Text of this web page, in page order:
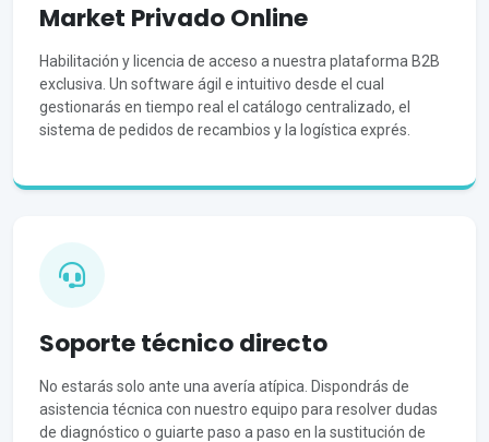
Market Privado Online
Habilitación y licencia de acceso a nuestra plataforma B2B
exclusiva. Un software ágil e intuitivo desde el cual
gestionarás en tiempo real el catálogo centralizado, el
sistema de pedidos de recambios y la logística exprés.
Soporte técnico directo
No estarás solo ante una avería atípica. Dispondrás de
asistencia técnica con nuestro equipo para resolver dudas
de diagnóstico o guiarte paso a paso en la sustitución de